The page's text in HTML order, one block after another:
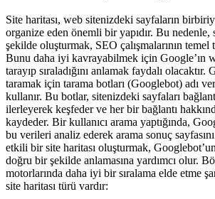
Site haritası, web sitenizdeki sayfaların
organize eden önemli bir yapıdır. Bu nedenle,
şekilde oluşturmak, SEO çalışmalarının temel
Bunu daha iyi kavrayabilmek için Google’ın
tarayıp sıraladığını anlamak faydalı olacaktır.
taramak için tarama botları (Googlebot) adı
kullanır. Bu botlar, sitenizdeki sayfaları
ilerleyerek keşfeder ve her bir bağlantı
kaydeder. Bir kullanıcı arama yaptığında,
bu verileri analiz ederek arama sonuç
etkili bir site haritası oluşturmak,
doğru bir şekilde anlamasına yardımcı olur.
motorlarında daha iyi bir sıralama elde etme
site haritası türü vardır: